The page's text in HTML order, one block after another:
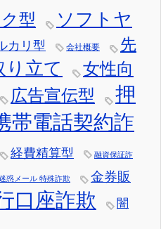
型
ソフトヤ
カリ型 会社概要
先
り立て
女性向
広告宣伝型
押
帯電話契約詐
経費精算型 融資保証詐
惑メール 特殊詐欺
金券販
口座詐欺
闇